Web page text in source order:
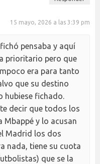
15 mayo, 2026 a las 3:39 pm
pensaba y aquí
prioritario pero que
era para tanto
que su destino
hubiese fichado.
decir que todos los
Mbappé y lo acusan
Madrid los dos
nada, tiene su cuota
que se la